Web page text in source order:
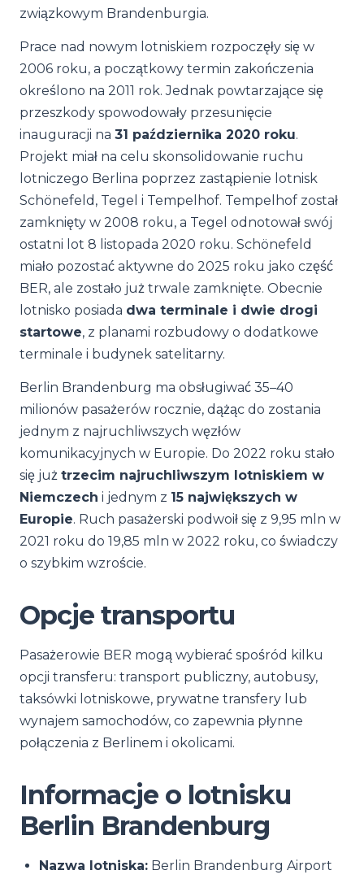
związkowym Brandenburgia.
Prace nad nowym lotniskiem rozpoczęły się w
2006 roku, a początkowy termin zakończenia
określono na 2011 rok. Jednak powtarzające się
przeszkody spowodowały przesunięcie
inauguracji na 31 października 2020 roku.
Projekt miał na celu skonsolidowanie ruchu
lotniczego Berlina poprzez zastąpienie lotnisk
Schönefeld, Tegel i Tempelhof. Tempelhof został
zamknięty w 2008 roku, a Tegel odnotował swój
ostatni lot 8 listopada 2020 roku. Schönefeld
miało pozostać aktywne do 2025 roku jako część
BER, ale zostało już trwale zamknięte. Obecnie
lotnisko posiada dwa terminale i dwie drogi
startowe, z planami rozbudowy o dodatkowe
terminale i budynek satelitarny.
Berlin Brandenburg ma obsługiwać 35–40
milionów pasażerów rocznie, dążąc do zostania
jednym z najruchliwszych węzłów
komunikacyjnych w Europie. Do 2022 roku stało
się już trzecim najruchliwszym lotniskiem w
Niemczech i jednym z 15 największych w
Europie. Ruch pasażerski podwoił się z 9,95 mln w
2021 roku do 19,85 mln w 2022 roku, co świadczy
o szybkim wzroście.
Opcje transportu
Pasażerowie BER mogą wybierać spośród kilku
opcji transferu: transport publiczny, autobusy,
taksówki lotniskowe, prywatne transfery lub
wynajem samochodów, co zapewnia płynne
połączenia z Berlinem i okolicami.
Informacje o lotnisku
Berlin Brandenburg
Nazwa lotniska: Berlin Brandenburg Airport